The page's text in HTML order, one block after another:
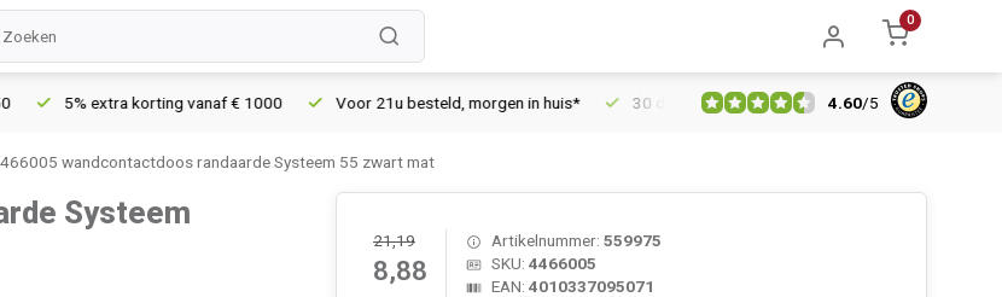
0
5% extra korting vanaf € 1000 Voor 21u besteld, morgen in huis* 30 dagen retourrecht Vertrouwd online sinds 2006
4.60/5
wandcontactdoos randaarde Systeem 55 zwart mat
Systeem
21,19
8,88
Artikelnummer: 559975
SKU: 4466005
EAN: 4010337095071